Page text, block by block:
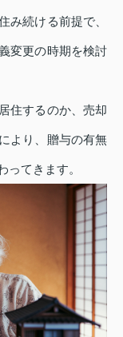
み続ける前提で、
変更の時期を検討
住するのか、売却
より、贈与の有無
てきます。